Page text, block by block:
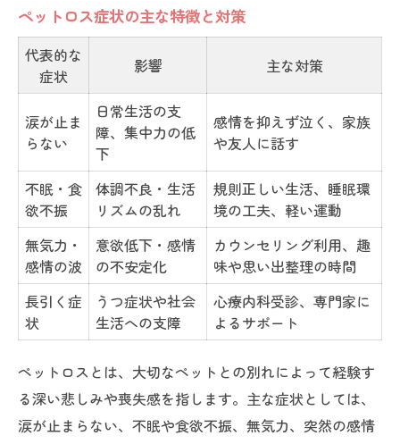
ペットロス症状の主な特徴と対策
代表的な
症状
影響 主な対策
涙が止ま
らない
日常生活の支
障、集中力の低
下
感情を抑えず泣く、家族
や友人に話す
不眠・食
欲不振
体調不良・生活
リズムの乱れ
規則正しい生活、睡眠環
境の工夫、軽い運動
無気力・
感情の波
意欲低下・感情
の不安定化
カウンセリング利用、趣
味や思い出整理の時間
長引く症
状
うつ症状や社会
生活への支障
心療内科受診、専門家に
よるサポート
ペットロスとは、大切なペットとの別れによって経験す
る深い悲しみや喪失感を指します。主な症状としては、
涙が止まらない、不眠や食欲不振、無気力、突然の感情